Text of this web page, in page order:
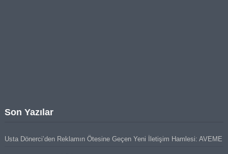
Son Yazılar
Usta Dönerci’den Reklamın Ötesine Geçen Yeni İletişim Hamlesi: AVEME